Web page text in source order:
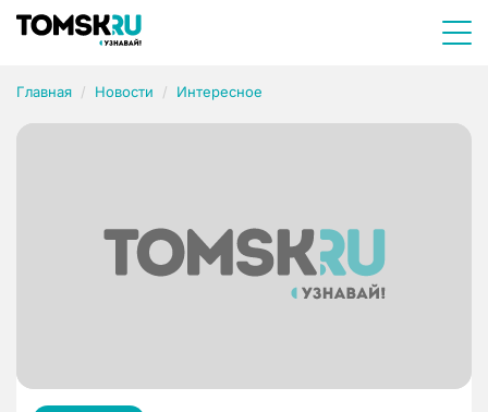
Главная Новости Интересное